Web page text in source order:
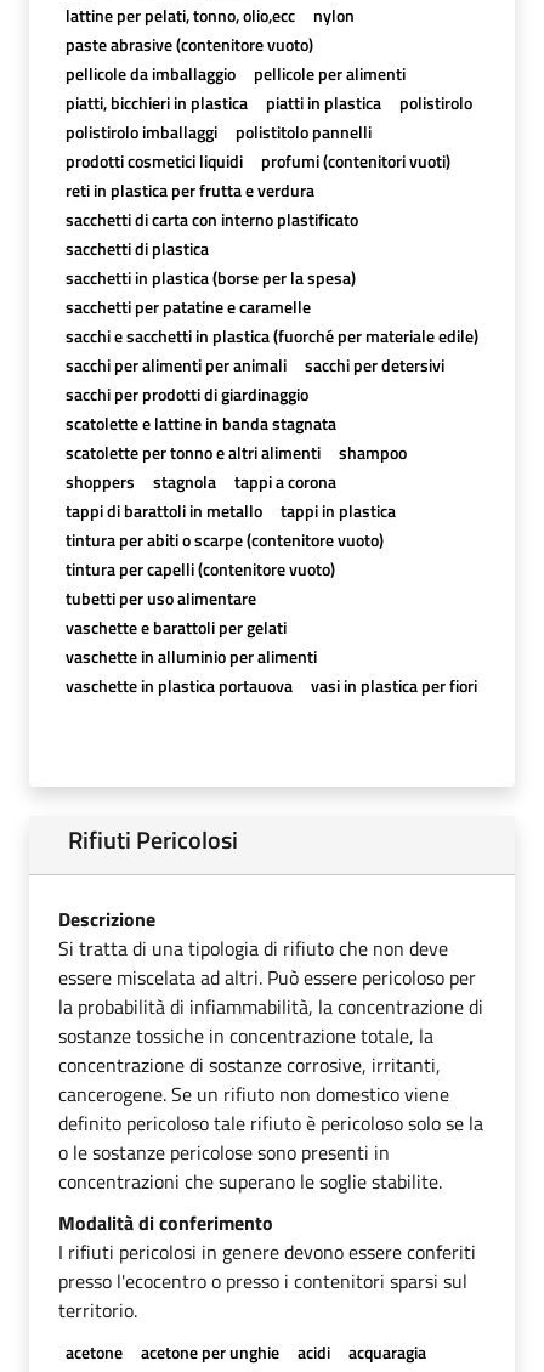
lattine per pelati, tonno, olio,ecc
nylon
paste abrasive (contenitore vuoto)
pellicole da imballaggio
pellicole per alimenti
piatti, bicchieri in plastica
piatti in plastica
polistirolo
polistirolo imballaggi
polistitolo pannelli
prodotti cosmetici liquidi
profumi (contenitori vuoti)
reti in plastica per frutta e verdura
sacchetti di carta con interno plastificato
sacchetti di plastica
sacchetti in plastica (borse per la spesa)
sacchetti per patatine e caramelle
sacchi e sacchetti in plastica (fuorché per materiale edile)
sacchi per alimenti per animali
sacchi per detersivi
sacchi per prodotti di giardinaggio
scatolette e lattine in banda stagnata
scatolette per tonno e altri alimenti
shampoo
shoppers
stagnola
tappi a corona
tappi di barattoli in metallo
tappi in plastica
tintura per abiti o scarpe (contenitore vuoto)
tintura per capelli (contenitore vuoto)
tubetti per uso alimentare
vaschette e barattoli per gelati
vaschette in alluminio per alimenti
vaschette in plastica portauova
vasi in plastica per fiori
Rifiuti Pericolosi
Descrizione
Si tratta di una tipologia di rifiuto che non deve
essere miscelata ad altri. Può essere pericoloso per
la probabilità di infiammabilità, la concentrazione di
sostanze tossiche in concentrazione totale, la
concentrazione di sostanze corrosive, irritanti,
cancerogene. Se un rifiuto non domestico viene
definito pericoloso tale rifiuto è pericoloso solo se la
o le sostanze pericolose sono presenti in
concentrazioni che superano le soglie stabilite.
Modalità di conferimento
I rifiuti pericolosi in genere devono essere conferiti
presso l'ecocentro o presso i contenitori sparsi sul
territorio.
acetone acetone per unghie acidi
acquaragia